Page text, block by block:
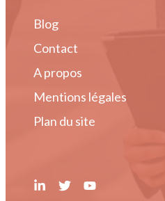
Blog
Contact
A propos
Mentions légales
Plan du site